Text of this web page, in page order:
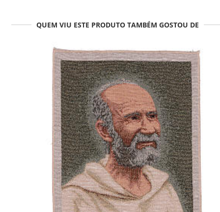
QUEM VIU ESTE PRODUTO TAMBÉM GOSTOU DE